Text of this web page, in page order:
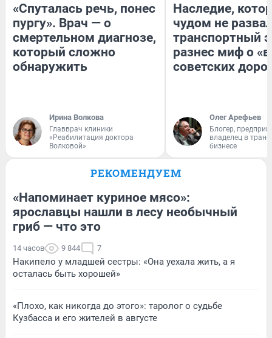
«Спуталась речь, понес
пургу». Врач — о
смертельном диагнозе,
который сложно
обнаружить
Ирина Волкова
Главврач клиники
«Реабилитация доктора
Волковой»
Наследие,
чудом не
транспортный
разнес миф о
советских
Олег Арефьев
Блогер,
владелец в
бизнесе
РЕКОМЕНДУЕМ
«Напоминает куриное мясо»:
ярославцы нашли в лесу необычный
гриб — что это
14 часов 9 844 7
Накипело у младшей сестры: «Она уехала жить, а я
осталась быть хорошей»
«Плохо, как никогда до этого»: таролог о судьбе
Кузбасса и его жителей в августе